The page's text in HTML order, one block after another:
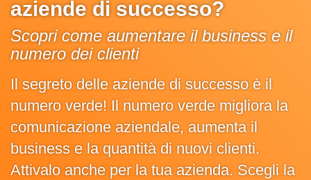
aziende di successo?
Scopri come aumentare il business e il
numero dei clienti
Il segreto delle aziende di successo è il
numero verde! Il numero verde migliora la
comunicazione aziendale, aumenta il
business e la quantità di nuovi clienti.
Attivalo anche per la tua azienda. Scegli la